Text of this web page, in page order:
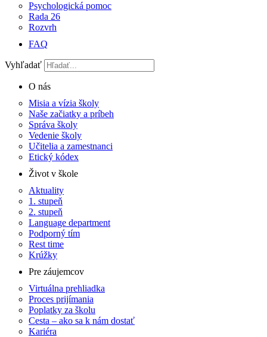
Psychologická pomoc
Rada 26
Rozvrh
FAQ
Vyhľadať
O nás
Misia a vízia školy
Naše začiatky a príbeh
Správa školy
Vedenie školy
Učitelia a zamestnanci
Etický kódex
Život v škole
Aktuality
1. stupeň
2. stupeň
Language department
Podporný tím
Rest time
Krúžky
Pre záujemcov
Virtuálna prehliadka
Proces prijímania
Poplatky za školu
Cesta – ako sa k nám dostať
Kariéra